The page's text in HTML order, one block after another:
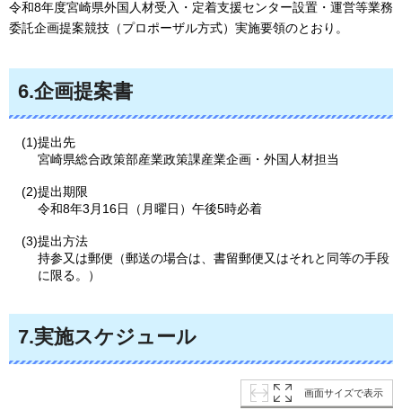
令和8年度宮崎県外国人材受入・定着支援センター設置・運営等業務
委託企画提案競技（プロポーザル方式）実施要領のとおり。
6.企画提案書
(1)提出先
宮崎県総合政策部産業政策課産業企画・外国人材担当
(2)提出期限
令和8年3月16日（月曜日）午後5時必着
(3)提出方法
持参又は郵便（郵送の場合は、書留郵便又はそれと同等の手段
に限る。）
7.実施スケジュール
画面サイズで表示